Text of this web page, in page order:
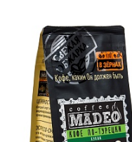
гейзер, кофемашина,
Степень обжарки средняя
По кислинке без кислинки
Содержание арабики 100 %
Профиль цитрус, вяленые
абрикосовая косточка, яблоко
Кислинка
1
3 4 5 6
1/6
Горчинка
4/6